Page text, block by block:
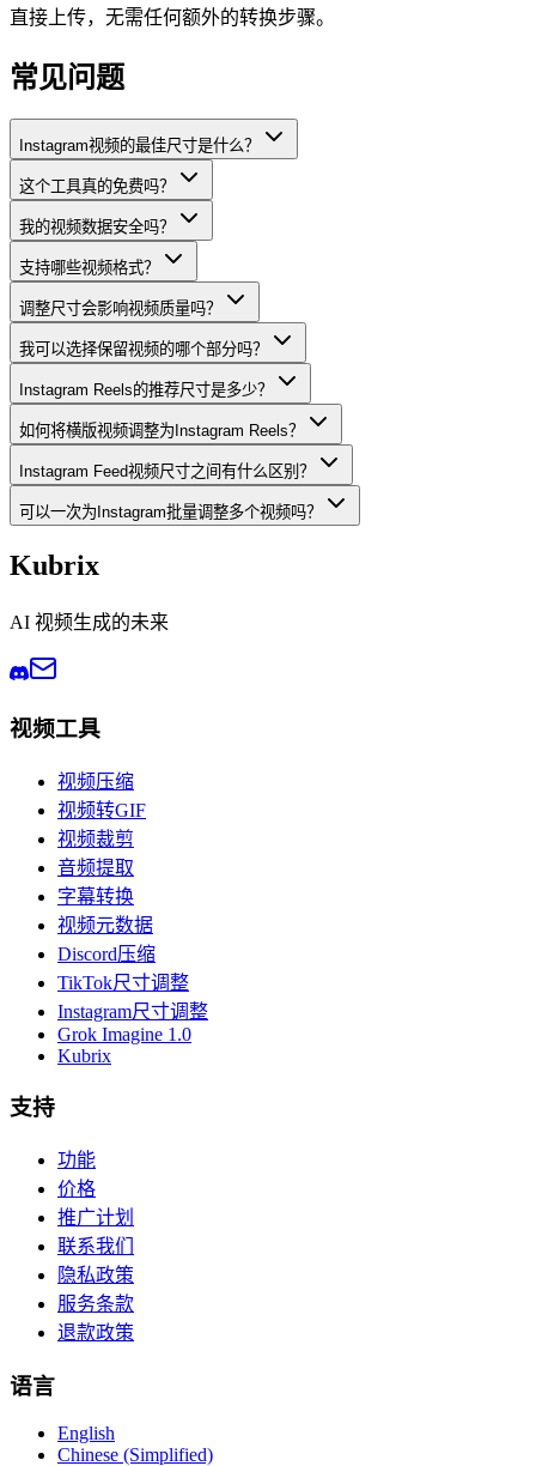
直接上传，无需任何额外的转换步骤。
常见问题
Instagram视频的最佳尺寸是什么？
这个工具真的免费吗？
我的视频数据安全吗？
支持哪些视频格式？
调整尺寸会影响视频质量吗？
我可以选择保留视频的哪个部分吗？
Instagram Reels的推荐尺寸是多少？
如何将横版视频调整为Instagram Reels？
Instagram Feed视频尺寸之间有什么区别？
可以一次为Instagram批量调整多个视频吗？
Kubrix
AI 视频生成的未来
视频工具
视频压缩
视频转GIF
视频裁剪
音频提取
字幕转换
视频元数据
Discord压缩
TikTok尺寸调整
Instagram尺寸调整
Grok Imagine 1.0
Kubrix
支持
功能
价格
推广计划
联系我们
隐私政策
服务条款
退款政策
语言
English
Chinese (Simplified)